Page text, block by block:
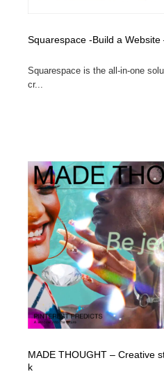
Squarespace -Build a
Squarespace is the all-in-one
cr...
MADE THOUGHT – Creative
k